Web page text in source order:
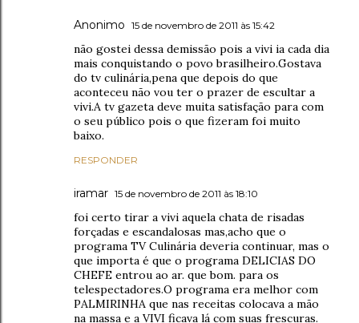
Anonimo 15 de novembro de 2011 às 15:42
não gostei dessa demissão pois a vivi ia cada dia
mais conquistando o povo brasilheiro.Gostava
do tv culinária,pena que depois do que
aconteceu não vou ter o prazer de escultar a
vivi.A tv gazeta deve muita satisfação para com
o seu público pois o que fizeram foi muito
baixo.
RESPONDER
iramar 15 de novembro de 2011 às 18:10
foi certo tirar a vivi aquela chata de risadas
forçadas e escandalosas mas,acho que o
programa TV Culinária deveria continuar, mas o
que importa é que o programa DELICIAS DO
CHEFE entrou ao ar. que bom. para os
telespectadores.O programa era melhor com
PALMIRINHA que nas receitas colocava a mão
na massa e a VIVI ficava lá com suas frescuras.